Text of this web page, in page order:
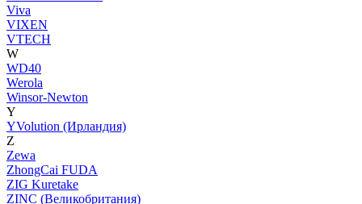
Viva
VIXEN
VTECH
W
WD40
Werola
Winsor-Newton
Y
YVolution (Ирландия)
Z
Zewa
ZhongCai FUDA
ZIG Kuretake
ZINC (Великобритания)